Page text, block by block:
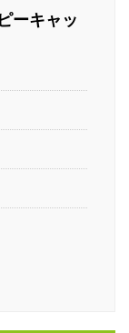
ーキャッ